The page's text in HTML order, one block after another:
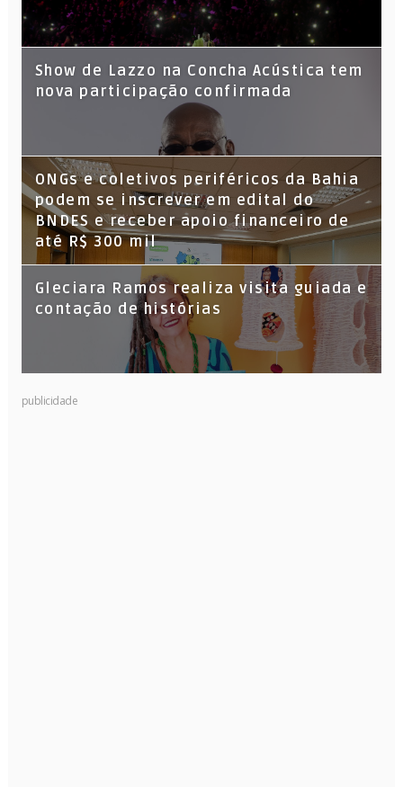
Show de Lazzo na Concha Acústica tem
nova participação confirmada
ONGs e coletivos periféricos da Bahia
podem se inscrever em edital do
BNDES e receber apoio financeiro de
até R$ 300 mil
Gleciara Ramos realiza visita guiada e
contação de histórias
publicidade